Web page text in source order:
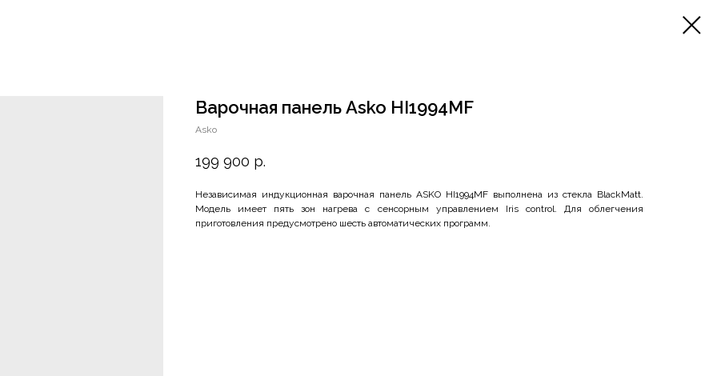
Варочная панель Asko HI1994MF
Asko
199 900 р.
Независимая индукционная варочная панель ASKO HI1994MF выполнена из стекла BlackMatt.
Модель имеет пять зон нагрева с сенсорным управлением Iris control. Для облегчения
приготовления предусмотрено шесть автоматических программ.